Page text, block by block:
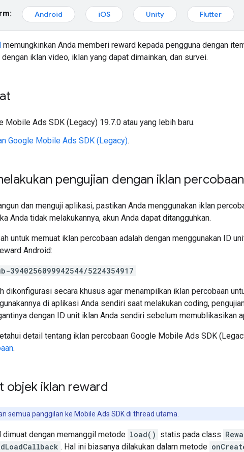
Android iOS Unity Flutter
memungkinkan Anda memberi reward kepada pengguna dengan
iklan video, iklan yang dapat dimainkan, dan survei.
Mobile Ads SDK (Legacy) 19.7.0 atau yang lebih baru.
Google Mobile Ads SDK (Legacy).
pengujian dengan iklan percobaan
dan menguji aplikasi, pastikan Anda menggunakan iklan
Anda tidak melakukannya, akun Anda dapat ditangguhkan.
untuk memuat iklan percobaan adalah dengan menggunakan ID
Android:
3940256099942544/5224354917
dikonfigurasi secara khusus agar menampilkan iklan percobaan
di aplikasi Anda sendiri saat melakukan coding,
dengan ID unit iklan Anda sendiri sebelum memublikasikan
detail tentang iklan percobaan Google Mobile Ads SDK
.
objek iklan reward
semua panggilan ke Mobile Ads SDK di thread utama.
dimuat dengan memanggil metode load() statis pada class
. Hal ini biasanya dilakukan dalam metode